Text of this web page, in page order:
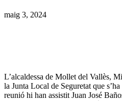
maig 3, 2024
L’alcaldessa de Mollet del Vallès,
la Junta Local de Seguretat que
reunió hi han assistit Juan José